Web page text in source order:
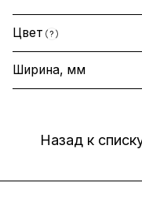
Цвет ?
Ширина, мм
Назад к